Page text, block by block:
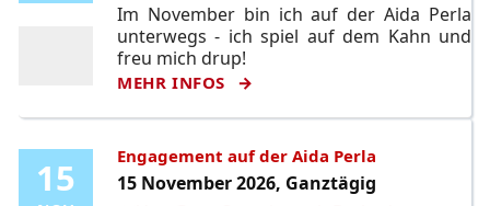
Im November bin ich auf der Aida Perla
unterwegs - ich spiel auf dem Kahn und
freu mich drup!
MEHR INFOS
15
15 Engagement auf der Aida Perla
15 November 2026, Ganztägig